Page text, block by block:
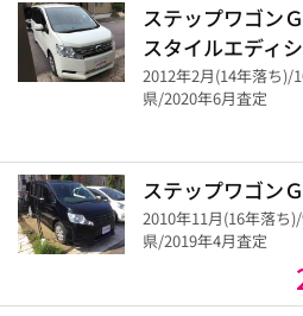
ステップワゴン
スタイルエディ
2012年2月(14年落ち)/
県/2020年6月査定
ステップワゴン
2010年11月(16年落ち
県/2019年4月査定